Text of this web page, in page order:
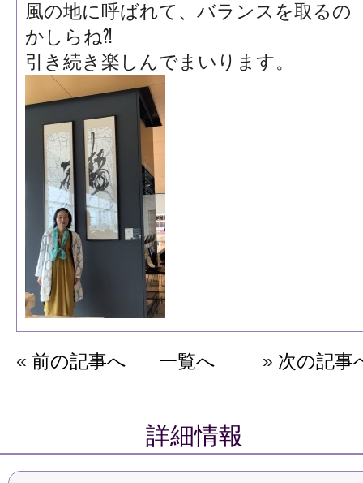
風の地に呼ばれて、バランスを取るの
かしらね⁈
引き続き楽しんでまいります。
« 前の記事へ 一覧へ » 次の記事
詳細情報